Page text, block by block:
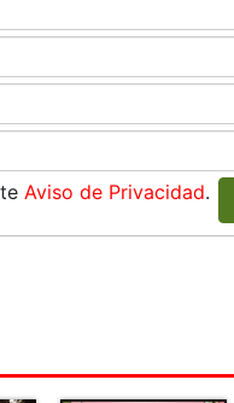
Aviso de Privacidad.